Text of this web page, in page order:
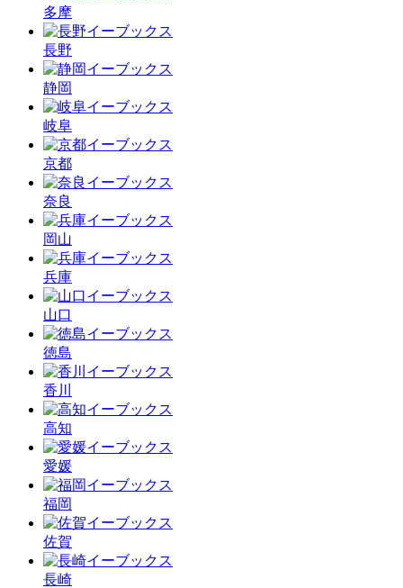
多摩
長野
静岡
岐阜
京都
奈良
岡山
兵庫
山口
徳島
香川
高知
愛媛
福岡
佐賀
長崎